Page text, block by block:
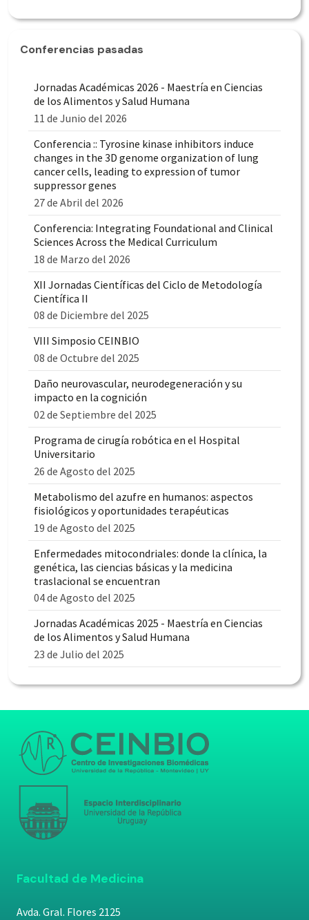
Conferencias pasadas
Jornadas Académicas 2026 - Maestría en Ciencias
de los Alimentos y Salud Humana
11 de Junio del 2026
Conferencia :: Tyrosine kinase inhibitors induce
changes in the 3D genome organization of lung
cancer cells, leading to expression of tumor
suppressor genes
27 de Abril del 2026
Conferencia: Integrating Foundational and Clinical
Sciences Across the Medical Curriculum
18 de Marzo del 2026
XII Jornadas Científicas del Ciclo de Metodología
Científica II
08 de Diciembre del 2025
VIII Simposio CEINBIO
08 de Octubre del 2025
Daño neurovascular, neurodegeneración y su
impacto en la cognición
02 de Septiembre del 2025
Programa de cirugía robótica en el Hospital
Universitario
26 de Agosto del 2025
Metabolismo del azufre en humanos: aspectos
fisiológicos y oportunidades terapéuticas
19 de Agosto del 2025
Enfermedades mitocondriales: donde la clínica, la
genética, las ciencias básicas y la medicina
traslacional se encuentran
04 de Agosto del 2025
Jornadas Académicas 2025 - Maestría en Ciencias
de los Alimentos y Salud Humana
23 de Julio del 2025
Facultad de Medicina
Avda. Gral. Flores 2125